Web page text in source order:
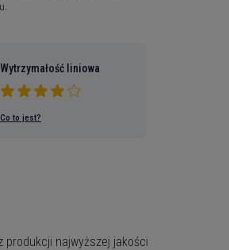
Wytrzymałość liniowa
Co to jest?
produkcji najwyższej jakości